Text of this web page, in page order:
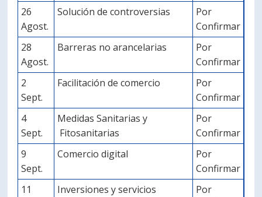
26
Agost.
Solución de controversias
Por
Confirmar
28
Agost.
Barreras no arancelarias
Por
Confirmar
2
Sept.
Facilitación de comercio
Por
Confirmar
4
Sept.
Medidas Sanitarias y
Fitosanitarias
Por
Confirmar
9
Sept.
Comercio digital
Por
Confirmar
11
Inversiones y servicios
Por